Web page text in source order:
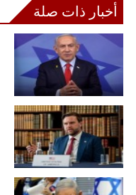
أخبار ذات صلة